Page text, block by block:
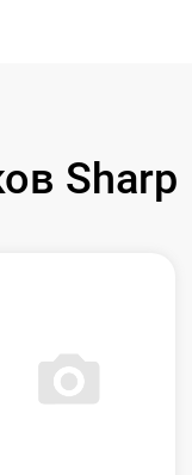
Sharp